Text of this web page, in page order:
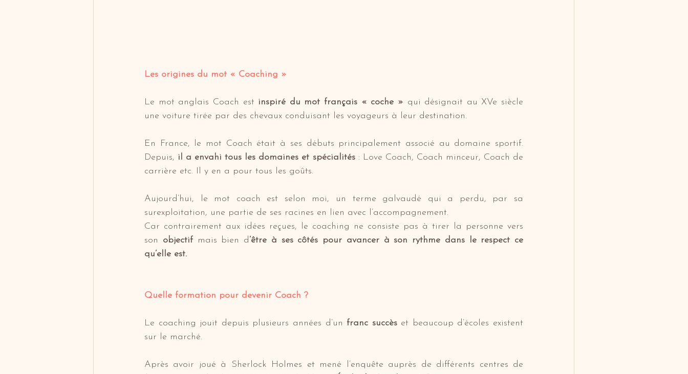
Les origines du mot « Coaching »
Le mot anglais Coach est inspiré du mot français « coche » qui désignait au XVe siècle
une voiture tirée par des chevaux conduisant les voyageurs à leur destination.
En France, le mot Coach était à ses débuts principalement associé au domaine sportif.
Depuis, il a envahi tous les domaines et spécialités : Love Coach, Coach minceur, Coach de
carrière etc. Il y en a pour tous les goûts.
Aujourd’hui, le mot coach est selon moi, un terme galvaudé qui a perdu, par sa
surexploitation, une partie de ses racines en lien avec l’accompagnement.
Car contrairement aux idées reçues, le coaching ne consiste pas à tirer la personne vers
son objectif mais bien d ’être à ses côtés pour avancer à son rythme dans le respect ce
qu’elle est.
Quelle formation pour devenir Coach ?
Le coaching jouit depuis plusieurs années d’un franc succès et beaucoup d’écoles existent
sur le marché.
Après avoir joué à Sherlock Holmes et mené l’enquête auprès de différents centres de